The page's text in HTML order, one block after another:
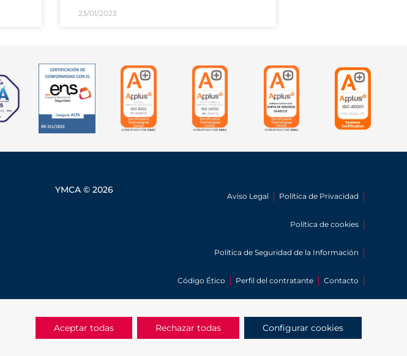
23/01/2023
Protección a la Infancia
YMCA © 2026
Aviso Legal Política de Privacidad
Política de cookies
Política de Seguridad de la Información
Código Ético Perfil del contratante Contacto
Aceptar todas Rechazar todas Configurar cookies